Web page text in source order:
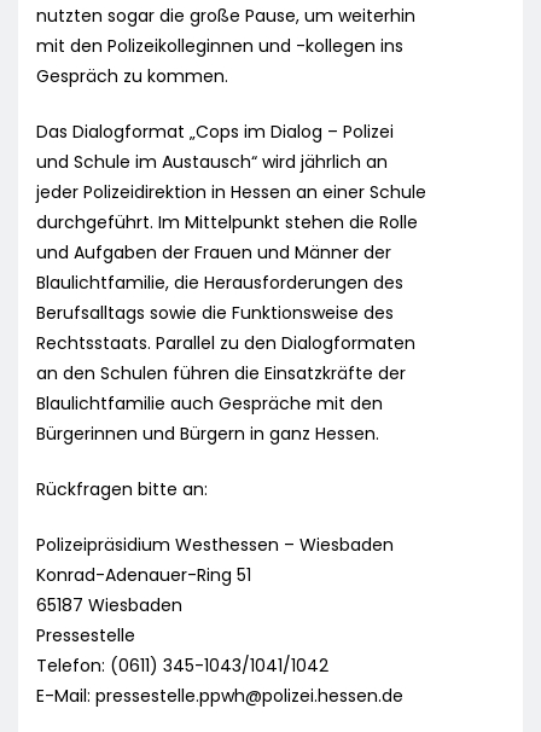
nutzten sogar die große Pause, um weiterhin
mit den Polizeikolleginnen und -kollegen ins
Gespräch zu kommen.
Das Dialogformat „Cops im Dialog – Polizei
und Schule im Austausch“ wird jährlich an
jeder Polizeidirektion in Hessen an einer Schule
durchgeführt. Im Mittelpunkt stehen die Rolle
und Aufgaben der Frauen und Männer der
Blaulichtfamilie, die Herausforderungen des
Berufsalltags sowie die Funktionsweise des
Rechtsstaats. Parallel zu den Dialogformaten
an den Schulen führen die Einsatzkräfte der
Blaulichtfamilie auch Gespräche mit den
Bürgerinnen und Bürgern in ganz Hessen.
Rückfragen bitte an:
Polizeipräsidium Westhessen – Wiesbaden
Konrad-Adenauer-Ring 51
65187 Wiesbaden
Pressestelle
Telefon: (0611) 345-1043/1041/1042
E-Mail: pressestelle.ppwh@polizei.hessen.de